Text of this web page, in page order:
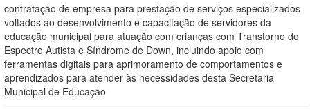
contratação de empresa para prestação de serviços especializados
voltados ao desenvolvimento e capacitação de servidores da
educação municipal para atuação com crianças com Transtorno do
Espectro Autista e Síndrome de Down, incluindo apoio com
ferramentas digitais para aprimoramento de comportamentos e
aprendizados para atender às necessidades desta Secretaria
Municipal de Educação